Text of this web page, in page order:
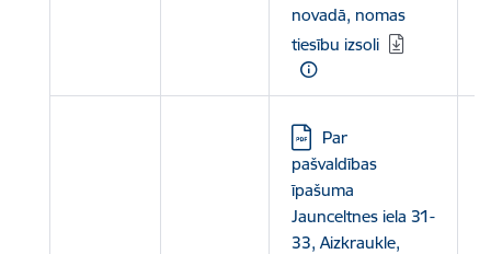
novadā, nomas
tiesību izsoli
Lejupielādēt:
Par
pašvaldības
īpašuma
Jaunceltnes iela 31-
33, Aizkraukle,